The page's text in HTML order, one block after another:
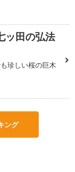
ッ田の弘法
珍しい桜の巨木
ング